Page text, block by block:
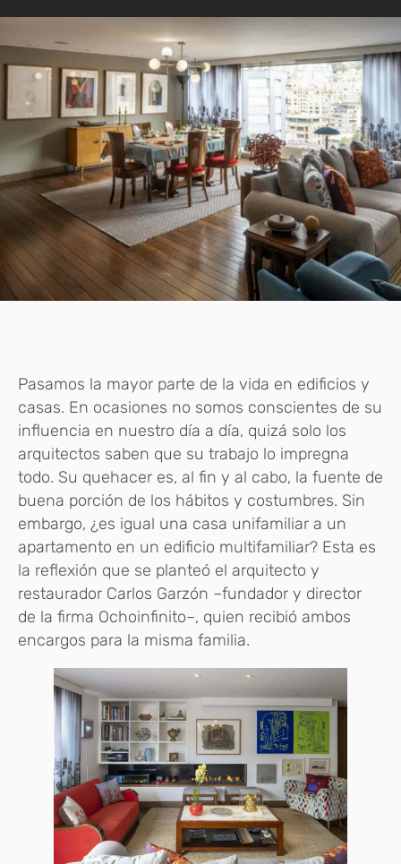
Pasamos la mayor parte de la vida en edificios y
casas. En ocasiones no somos conscientes de su
influencia en nuestro día a día, quizá solo los
arquitectos saben que su trabajo lo impregna
todo. Su quehacer es, al fin y al cabo, la fuente de
buena porción de los hábitos y costumbres. Sin
embargo, ¿es igual una casa unifamiliar a un
apartamento en un edificio multifamiliar? Esta es
la reflexión que se planteó el arquitecto y
restaurador Carlos Garzón –fundador y director
de la firma Ochoinfinito–, quien recibió ambos
encargos para la misma familia.